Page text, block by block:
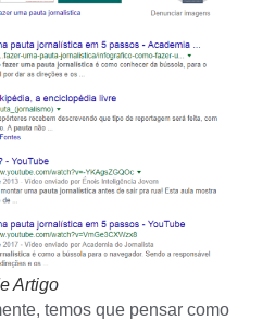
Artigo
temos que pensar como